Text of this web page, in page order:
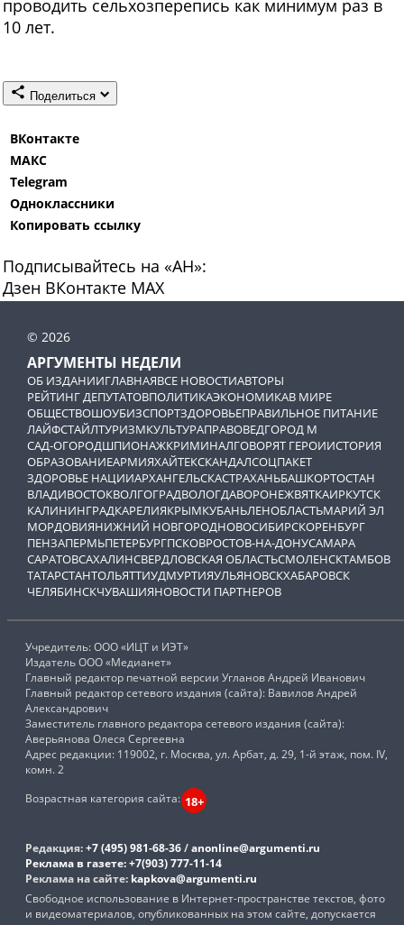
проводить сельхозперепись как минимум раз в
10 лет.
Поделиться
ВКонтакте
МАКС
Telegram
Одноклассники
Копировать ссылку
Подписывайтесь на «АН»:
Дзен ВКонтакте МАХ
© 2026
АРГУМЕНТЫ НЕДЕЛИ
ОБ ИЗДАНИИГЛАВНАЯВСЕ НОВОСТИАВТОРЫ
РЕЙТИНГ ДЕПУТАТОВПОЛИТИКАЭКОНОМИКАВ МИРЕ
ОБЩЕСТВОШОУБИЗСПОРТЗДОРОВЬЕПРАВИЛЬНОЕ ПИТАНИЕ
ЛАЙФСТАЙЛТУРИЗМКУЛЬТУРАПРАВОВЕДГОРОД М
САД-ОГОРОДШПИОНАЖКРИМИНАЛГОВОРЯТ ГЕРОИИСТОРИЯ
ОБРАЗОВАНИЕАРМИЯХАЙТЕКСКАНДАЛСОЦПАКЕТ
ЗДОРОВЬЕ НАЦИИАРХАНГЕЛЬСКАСТРАХАНЬБАШКОРТОСТАН
ВЛАДИВОСТОКВОЛГОГРАДВОЛОГДАВОРОНЕЖВЯТКАИРКУТСК
КАЛИНИНГРАДКАРЕЛИЯКРЫМКУБАНЬЛЕНОБЛАСТЬМАРИЙ ЭЛ
МОРДОВИЯНИЖНИЙ НОВГОРОДНОВОСИБИРСКОРЕНБУРГ
ПЕНЗАПЕРМЬПЕТЕРБУРГПСКОВРОСТОВ-НА-ДОНУСАМАРА
САРАТОВСАХАЛИНСВЕРДЛОВСКАЯ ОБЛАСТЬСМОЛЕНСКТАМБОВ
ТАТАРСТАНТОЛЬЯТТИУДМУРТИЯУЛЬЯНОВСКХАБАРОВСК
ЧЕЛЯБИНСКЧУВАШИЯНОВОСТИ ПАРТНЕРОВ
Учредитель: ООО «ИЦТ и ИЭТ»
Издатель ООО «Медианет»
Главный редактор печатной версии Угланов Андрей Иванович
Главный редактор сетевого издания (сайта): Вавилов Андрей
Александрович
Заместитель главного редактора сетевого издания (сайта):
Аверьянова Олеся Сергеевна
Адрес редакции: 119002, г. Москва, ул. Арбат, д. 29, 1-й этаж, пом. IV,
комн. 2
Возрастная категория сайта: 18+
Редакция:+7 (495) 981-68-36/anonline@argumenti.ru
Реклама в газете:+7(903) 777-11-14
Реклама на сайте: kapkova@argumenti.ru
Свободное использование в Интернет-пространстве текстов, фото
и видеоматериалов, опубликованных на этом сайте, допускается